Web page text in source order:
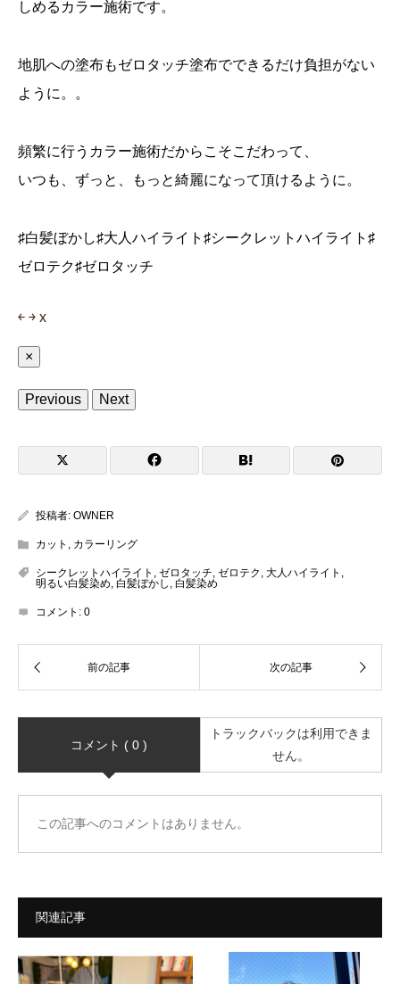
しめるカラー施術です。
地肌への塗布もゼロタッチ塗布でできるだけ負担がない
ように。。
頻繁に行うカラー施術だからこそこだわって、
いつも、ずっと、もっと綺麗になって頂けるように。
♯白髪ぼかし♯大人ハイライト♯シークレットハイライト♯
ゼロテク♯ゼロタッチ
￩ ￫ x
×
Previous Next
投稿者: OWNER
カット , カラーリング
シークレットハイライト , ゼロタッチ, ゼロテク , 大人ハイライト ,
明るい白髪染め, 白髪ぼかし , 白髪染め
コメント: 0
コメント ( 0 )
トラックバックは利用できま
せん。
この記事へのコメントはありません。
関連記事